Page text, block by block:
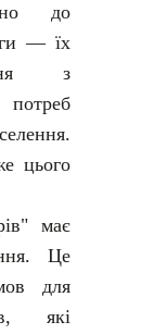
до
— їх
з
цього
має
Це
для
які